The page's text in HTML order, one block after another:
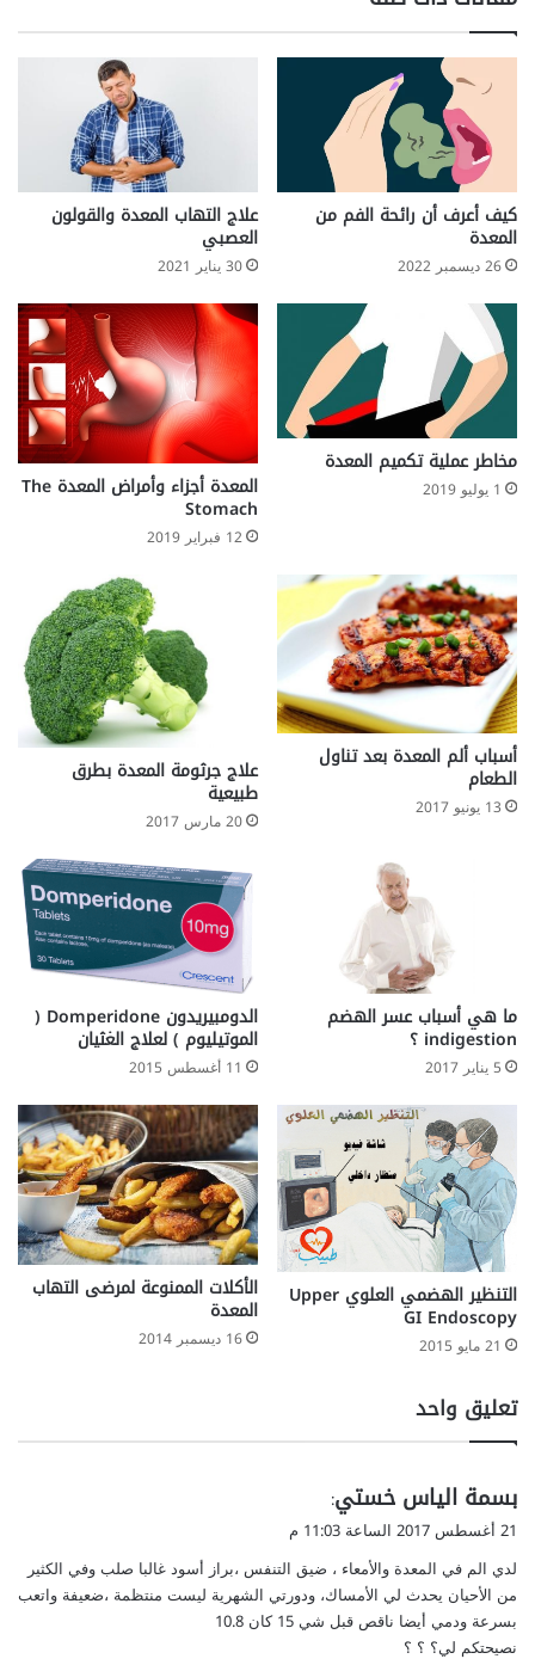
ن
C
y
p
t
a
i
كيف أعرف أن رائحة الفم من
المعدة
26 ديسمبر 2022
علاج التهاب المعدة والقولون
العصبي
30 يناير 2021
مخاطر عملية تكميم المعدة
1 يوليو 2019 المعدة أجزاء وأمراض المعدة The
Stomach
12 فبراير 2019
أسباب ألم المعدة بعد تناول
الطعام
13 يونيو 2017
علاج جرثومة المعدة بطرق
طبيعية
20 مارس 2017
ما هي أسباب عسر الهضم
indigestion ؟
5 يناير 2017
الدومبيريدون Domperidone (
الموتيليوم ) لعلاج الغثيان
11 أغسطس 2015
التنظير الهضمي العلوي Upper
GI Endoscopy
21 مايو 2015
‫الأكلات الممنوعة لمرضى التهاب
16 ديسمبر 2014
تعليق واحد
ي
ق
ل
بسمة الياس خستي:
21 أغسطس 2017 الساعة 11:03 م
لدي الم في المعدة والأمعاء ، ضيق التنفس ،براز أسود غالبا صلب وفي الكثير
من الأحيان يحدث لي الأمساك، ودورتي الشهرية ليست منتظمة ،ضعيفة واتعب
بسرعة ودمي أيضا ناقص قبل شي 15 كان 10.8
نصيحتكم لي؟ ؟ ؟